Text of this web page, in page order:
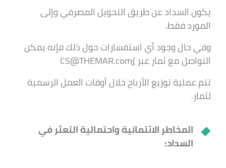
يكون السداد عن طريق التحويل المصرفي وإلى
المورد فقط.
وفي حال وجود أي استفسارات حول ذلك فإنه يمكن
التواصل مع ثمار عبر }ٍCS@THEMAR.com
تتم عملية توزيع الأرباح خلال أوقات العمل الرسمية
لثمار.
المخاطر الائتمانية واحتمالية التعثر في
السداد: